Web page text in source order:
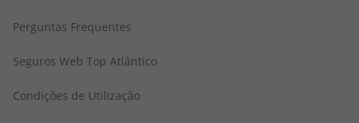
Perguntas Frequentes
Seguros Web Top Atlântico
Condições de Utilização